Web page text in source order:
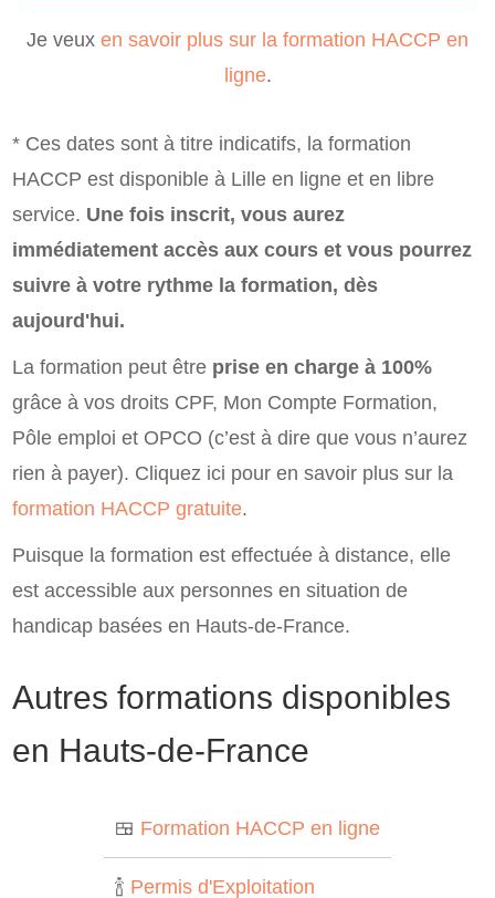
Je veux en savoir plus sur la formation HACCP en
ligne.
* Ces dates sont à titre indicatifs, la formation
HACCP est disponible à Lille en ligne et en libre
service. Une fois inscrit, vous aurez
immédiatement accès aux cours et vous pourrez
suivre à votre rythme la formation, dès
aujourd'hui.
La formation peut être prise en charge à 100%
grâce à vos droits CPF, Mon Compte Formation,
Pôle emploi et OPCO (c’est à dire que vous n’aurez
rien à payer). Cliquez ici pour en savoir plus sur la
formation HACCP gratuite.
Puisque la formation est effectuée à distance, elle
est accessible aux personnes en situation de
handicap basées en Hauts-de-France.
Autres formations disponibles
en Hauts-de-France
🍱 Formation HACCP en ligne
🍾 Permis d'Exploitation